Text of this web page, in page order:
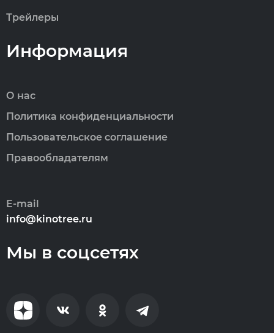
Трейлеры
Информация
О нас
Политика конфиденциальности
Пользовательское соглашение
Правообладателям
E-mail
info@kinotree.ru
Мы в соцсетях